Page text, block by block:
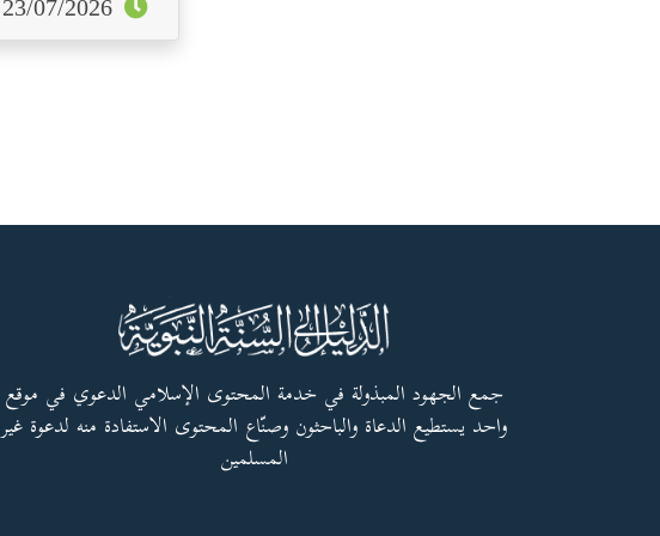
جمع الجهود المبذولة في خدمة المحتوى الإسلامي الدعوي في موقع
واحد يستطيع الدعاة والباحثون وصنّاع المحتوى الاستفادة منه لدعوة غير
المسلمين